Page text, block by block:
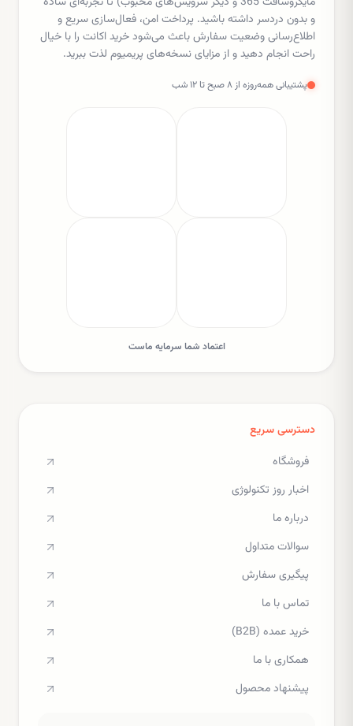
و بدون دردسر داشته باشید. پرداخت امن، فعال‌سازی سریع و
اطلاع‌رسانی وضعیت سفارش باعث می‌شود خرید اکانت را با خیال
راحت انجام دهید و از مزایای نسخه‌های پریمیوم لذت ببرید.
پشتیبانی همه‌روزه از ۸ صبح تا ۱۲ شب
اعتماد شما سرمایه ماست
دسترسی سریع
فروشگاه
اخبار روز تکنولوژی
درباره ما
سوالات متداول
پیگیری سفارش
تماس با ما
خرید عمده (B2B)
همکاری با ما
پیشنهاد محصول